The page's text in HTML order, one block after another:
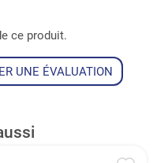
ce produit.
UNE ÉVALUATION